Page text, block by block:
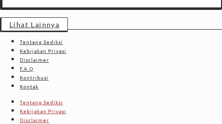
Lihat Lainnya
Tentang Sediksi
Kebijakan Privasi
Disclaimer
F.A.Q
Kontribusi
Kontak
Tentang Sediksi
Kebijakan Privasi
Disclaimer